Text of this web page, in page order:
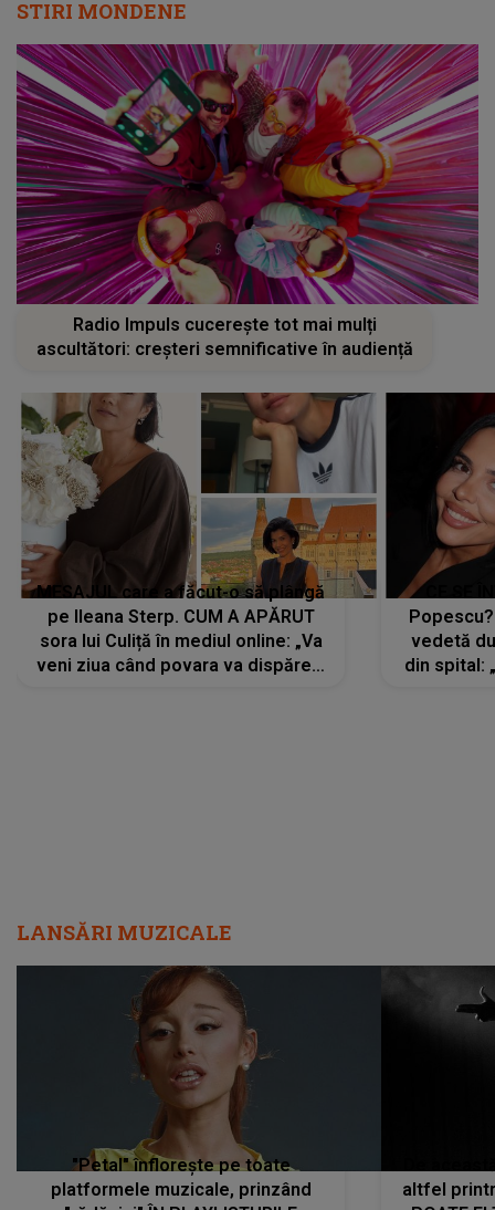
STIRI MONDENE
Radio Impuls cucerește tot mai mulți
ascultători: creșteri semnificative în audiență
MESAJUL care a făcut-o să plângă
pe Ileana Sterp. CUM A APĂRUT
sora lui Culiță în mediul online: „Va
veni ziua când povara va dispărea,
vedetă
din spital:
LANSĂRI MUZICALE
"Petal" înflorește pe toate
platformele muzicale, prinzând
altfel